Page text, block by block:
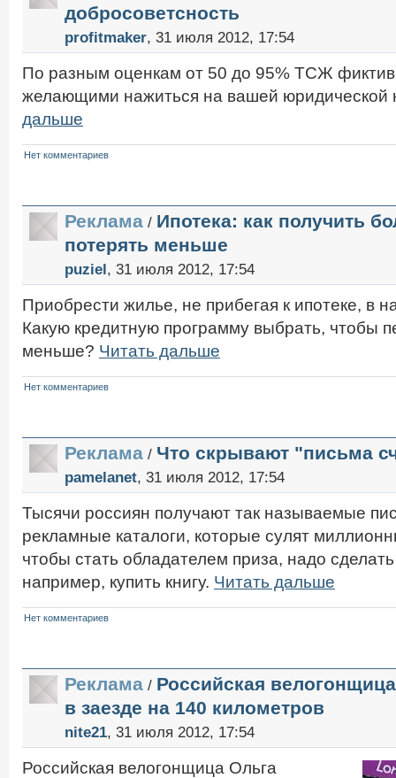
добросоветсность
profitmaker, 31 июля 2012, 17:54
По разным оценкам от 50 до 95% ТСЖ
желающими нажиться на вашей юридической
дальше
Нет комментариев
Реклама / Ипотека: как получить
потерять меньше
puziel, 31 июля 2012, 17:54
Приобрести жилье, не прибегая к ипотеке, в
Какую кредитную программу выбрать, чтобы
меньше? Читать дальше
Нет комментариев
Реклама / Что скрывают "письма
pamelanet, 31 июля 2012, 17:54
Тысячи россиян получают так называемые
рекламные каталоги, которые сулят
чтобы стать обладателем приза, надо сделать
например, купить книгу. Читать дальше
Нет комментариев
Реклама / Российская
в заезде на 140 километров
nite21, 31 июля 2012, 17:54
Российская велогонщица Ольга